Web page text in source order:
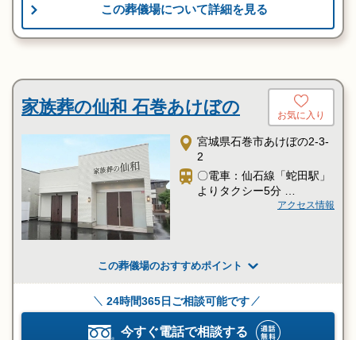
この葬儀場について詳細を見る
家族葬の仙和 石巻あけぼの お気に入り
宮城県石巻市あけぼの2-3-
2
〇電車：仙石線「蛇田駅」
よりタクシー5分
〇電車：「サンエー石巻あ
〇車：「イオンモール石
巻」様より車で3分
〇車：石巻河南ICより車で
3分
アクセス情報
この葬儀場のおすすめポイント
24時間365日ご相談可能です
今すぐ電話で相談する